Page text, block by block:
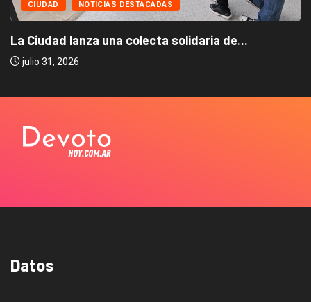
CIUDAD NOTICIAS DESTACADAS
La Ciudad lanza una colecta solidaria de...
julio 31, 2026
Datos